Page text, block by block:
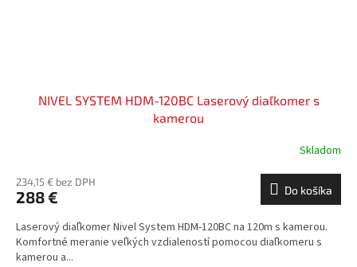
NIVEL SYSTEM HDM-120BC Laserový diaľkomer s
kamerou
Skladom
234,15 € bez DPH
288 € Do košíka
Laserový diaľkomer Nivel System HDM-120BC na 120m s kamerou.
Komfortné meranie veľkých vzdialeností pomocou diaľkomeru s
kamerou a...